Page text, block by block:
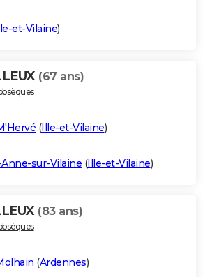
et-Vilaine)
(67 ans)
(Ille-et-Vilaine)
sur-Vilaine (Ille-et-Vilaine)
(83 ans)
(Ardennes)